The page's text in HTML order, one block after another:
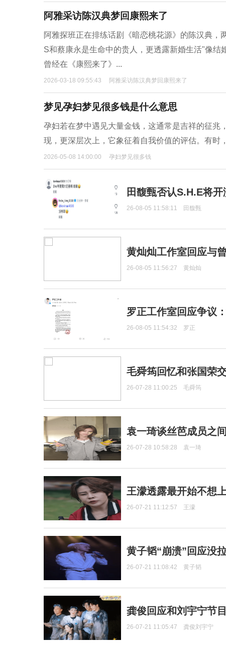
阿雅采访陈汉典梦回康熙来了
阿雅探班正在排练话剧《暗恋桃花源》的陈汉典
S和蔡康永是生命中的贵人，更透露新婚生活"像结
曾经在《康熙来了》...
2026-03-18 09:55:43 阿雅采访陈汉典梦回康熙来了
梦见孕妇梦见很多钱是什么意思
孕妇若在梦中遇见大量金钱，这通常是吉祥的征
现，更深层次上，它象征着自我价值的评估。有时
2026-05-08 14:00:00 孕妇梦见很多钱
田馥甄否认S.H.E将
26-08-05 11:58:11 田馥甄
黄灿灿工作室回应与
26-08-05 11:56:27 黄灿灿
罗正工作室回应争议
26-08-05 11:54:32 罗正
毛舜筠回忆和张国荣
26-07-28 11:00:25 毛舜筠
袁一琦谈丝芭成员之
26-07-28 10:58:28 袁一琦
王濛透露最开始不想
26-07-21 11:12:57 王濛
黄子韬“崩溃”回应没
26-07-21 11:08:42 黄子韬
龚俊回应和刘宇宁节
26-07-21 11:05:47 龚俊刘宇宁